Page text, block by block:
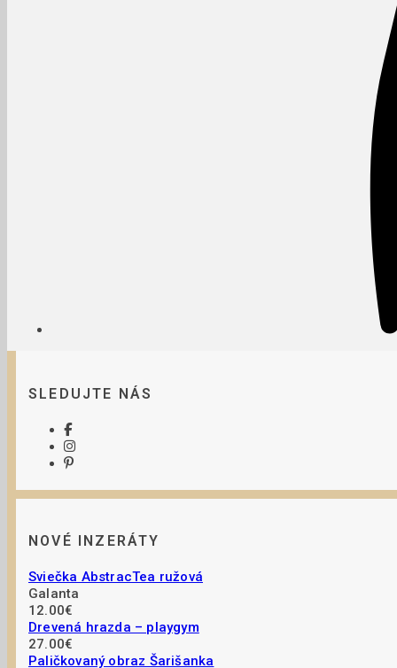
SLEDUJTE NÁS
NOVÉ INZERÁTY
Sviečka AbstracTea ružová
Galanta
12.00€
Drevená hrazda – playgym
27.00€
Paličkovaný obraz Šarišanka